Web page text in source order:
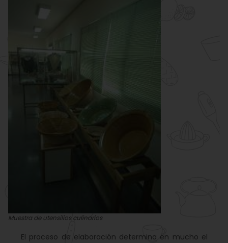
Muestra de utensilios culinarios
El proceso de elaboración determina en mucho el